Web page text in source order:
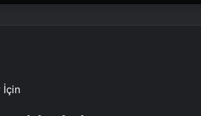
İçin